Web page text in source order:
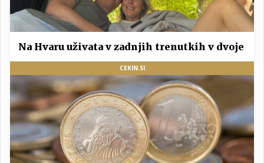
Na Hvaru uživata v zadnjih trenutkih v dvoje
CEKIN.SI